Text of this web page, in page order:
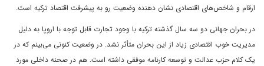
ارقام و شاخص‌های اقتصادی نشان دهنده وضعیت رو به پیشرفت اقتصاد ترکیه است.
در بحران‌ جهانی دو سه سال گذشته ترکیه با وجود تجارت قابل توجه با اروپا به دلیل
مدیریت خوب اقتصادی زیاد از این بحران متأثر نشد. در وضعیت کنونی می‌بینم که در
یک کلام حزب عدالت و توسعه کارنامه موفقی داشته است. هم در صحنه داخلی مورد